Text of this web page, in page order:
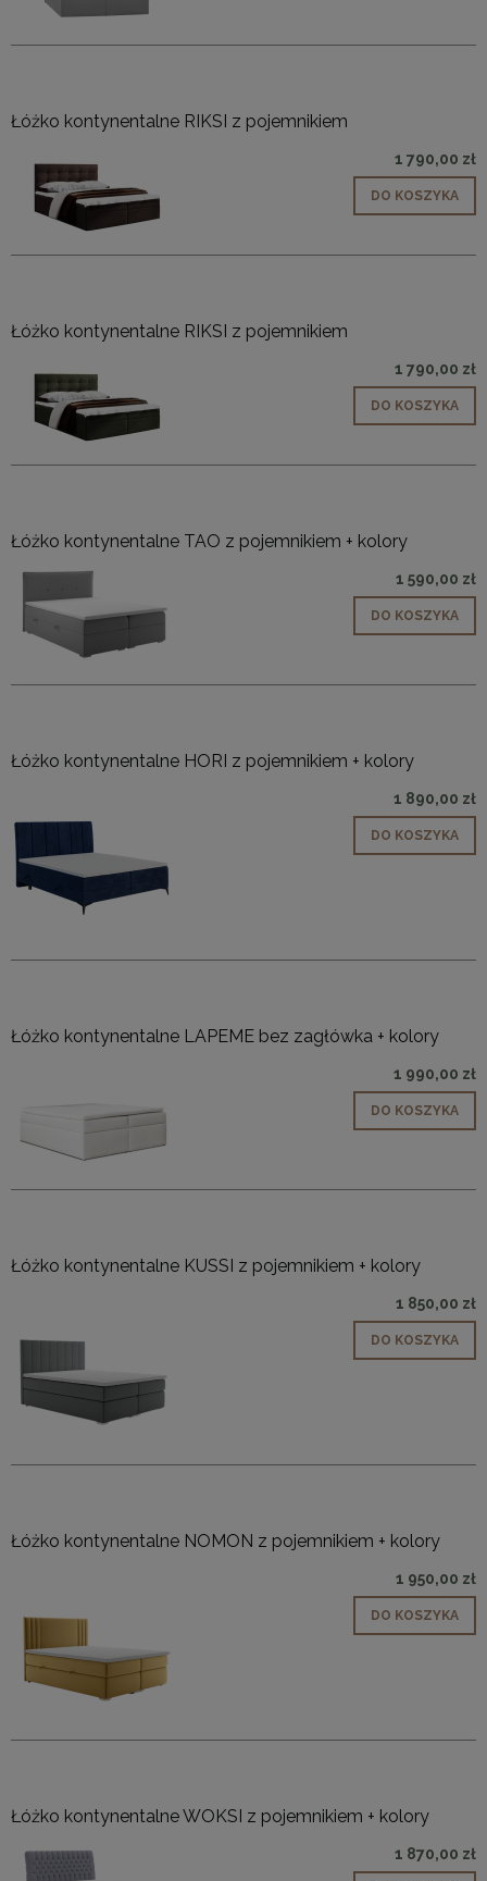
Łóżko kontynentalne RIKSI z pojemnikiem
1 790,00 zł
DO KOSZYKA
Łóżko kontynentalne RIKSI z pojemnikiem
1 790,00 zł
DO KOSZYKA
Łóżko kontynentalne TAO z pojemnikiem + kolory
1 590,00 zł
DO KOSZYKA
Łóżko kontynentalne HORI z pojemnikiem + kolory
1 890,00 zł
DO KOSZYKA
Łóżko kontynentalne LAPEME bez zagłówka + kolory
1 990,00 zł
DO KOSZYKA
Łóżko kontynentalne KUSSI z pojemnikiem + kolory
1 850,00 zł
DO KOSZYKA
Łóżko kontynentalne NOMON z pojemnikiem + kolory
1 950,00 zł
DO KOSZYKA
Łóżko kontynentalne WOKSI z pojemnikiem + kolory
1 870,00 zł